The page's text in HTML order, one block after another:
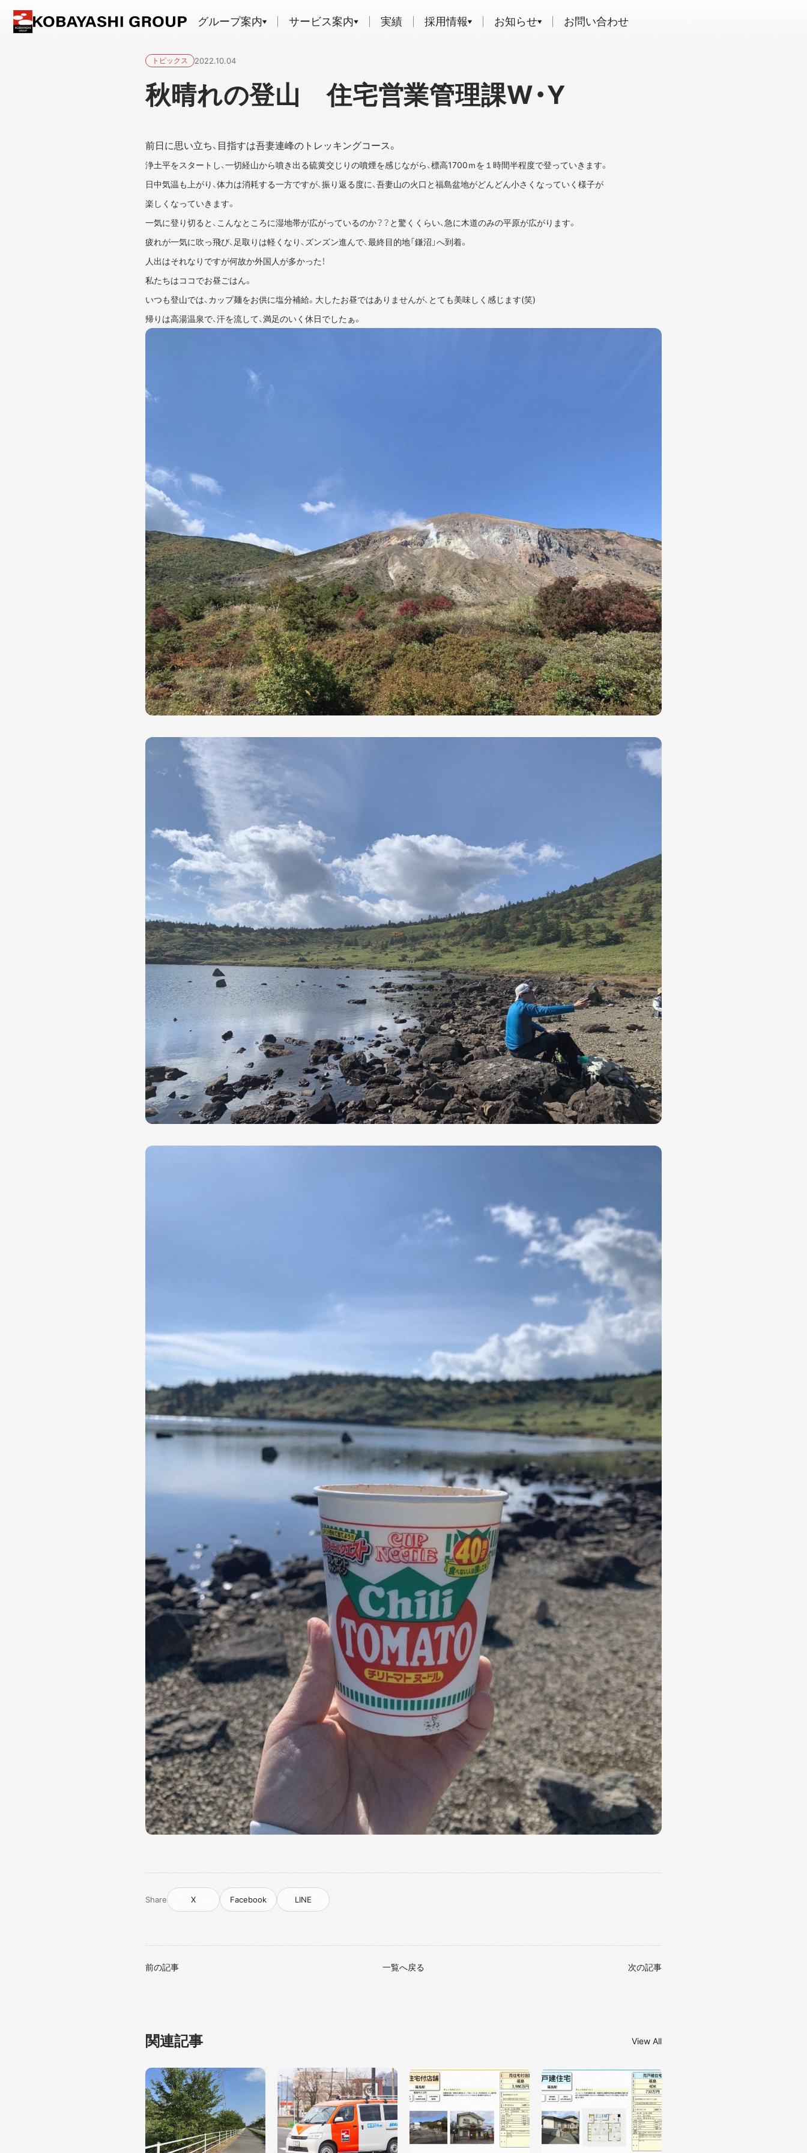
グループ案内 サービス案内 実績 採用情報 お知らせ お問い合わせ
トピックス 2022.10.04
秋晴れの登山 住宅営業管理課W・Y
前日に思い立ち、目指すは吾妻連峰のトレッキングコース。
浄土平をスタートし、一切経山から噴き出る硫黄交じりの噴煙を感じながら、標高1700ｍを１時間半程度で登っていきます。
日中気温も上がり、体力は消耗する一方ですが、振り返る度に、吾妻山の火口と福島盆地がどんどん小さくなっていく様子が
楽しくなっていきます。
一気に登り切ると、こんなところに湿地帯が広がっているのか？？と驚くくらい、急に木道のみの平原が広がります。
疲れが一気に吹っ飛び、足取りは軽くなり、ズンズン進んで、最終目的地「鎌沼」へ到着。
人出はそれなりですが何故か外国人が多かった！
私たちはココでお昼ごはん。
いつも登山では、カップ麺をお供に塩分補給。大したお昼ではありませんが、とても美味しく感じます(笑)
帰りは高湯温泉で、汗を流して、満足のいく休日でしたぁ。
Share X Facebook LINE
前の記事 一覧へ戻る 次の記事
関連記事 View All